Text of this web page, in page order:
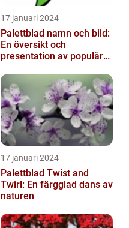
17 januari 2024
Palettblad namn och bild:
En översikt och
presentation av populära
17 januari 2024
Palettblad Twist and
Twirl: En färgglad dans av
naturen